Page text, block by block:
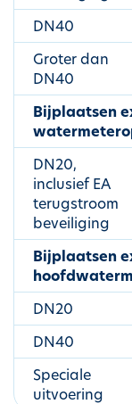
DN40
Groter dan
DN40
Bijplaatsen
DN20,
inclusief EA
terugstroom
beveiliging
Bijplaatsen
DN20
DN40
Speciale
uitvoering